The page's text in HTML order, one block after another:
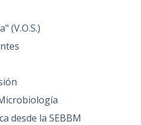
(V.O.S.)
desde la SEBBM